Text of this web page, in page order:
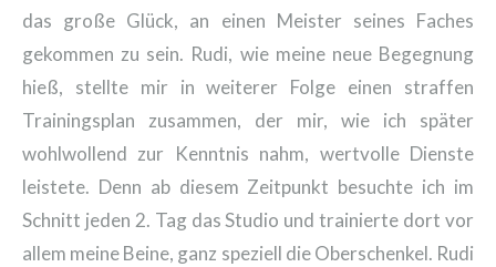
das große Glück, an einen Meister seines Faches
gekommen zu sein. Rudi, wie meine neue Begegnung
hieß, stellte mir in weiterer Folge einen straffen
Trainingsplan zusammen, der mir, wie ich später
wohlwollend zur Kenntnis nahm, wertvolle Dienste
leistete. Denn ab diesem Zeitpunkt besuchte ich im
Schnitt jeden 2. Tag das Studio und trainierte dort vor
allem meine Beine, ganz speziell die Oberschenkel. Rudi